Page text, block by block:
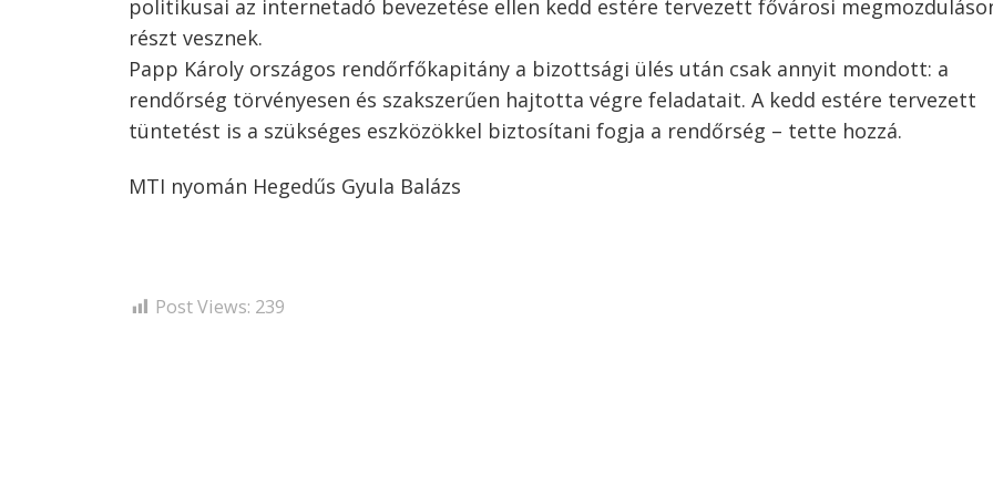
politikusai az internetadó bevezetése ellen kedd estére tervezett fővárosi
részt vesznek.
Papp Károly országos rendőrfőkapitány a bizottsági ülés után csak annyit mondott: a
rendőrség törvényesen és szakszerűen hajtotta végre feladatait. A kedd estére tervezett
tüntetést is a szükséges eszközökkel biztosítani fogja a rendőrség – tette hozzá.
MTI nyomán Hegedűs Gyula Balázs
Post Views: 239